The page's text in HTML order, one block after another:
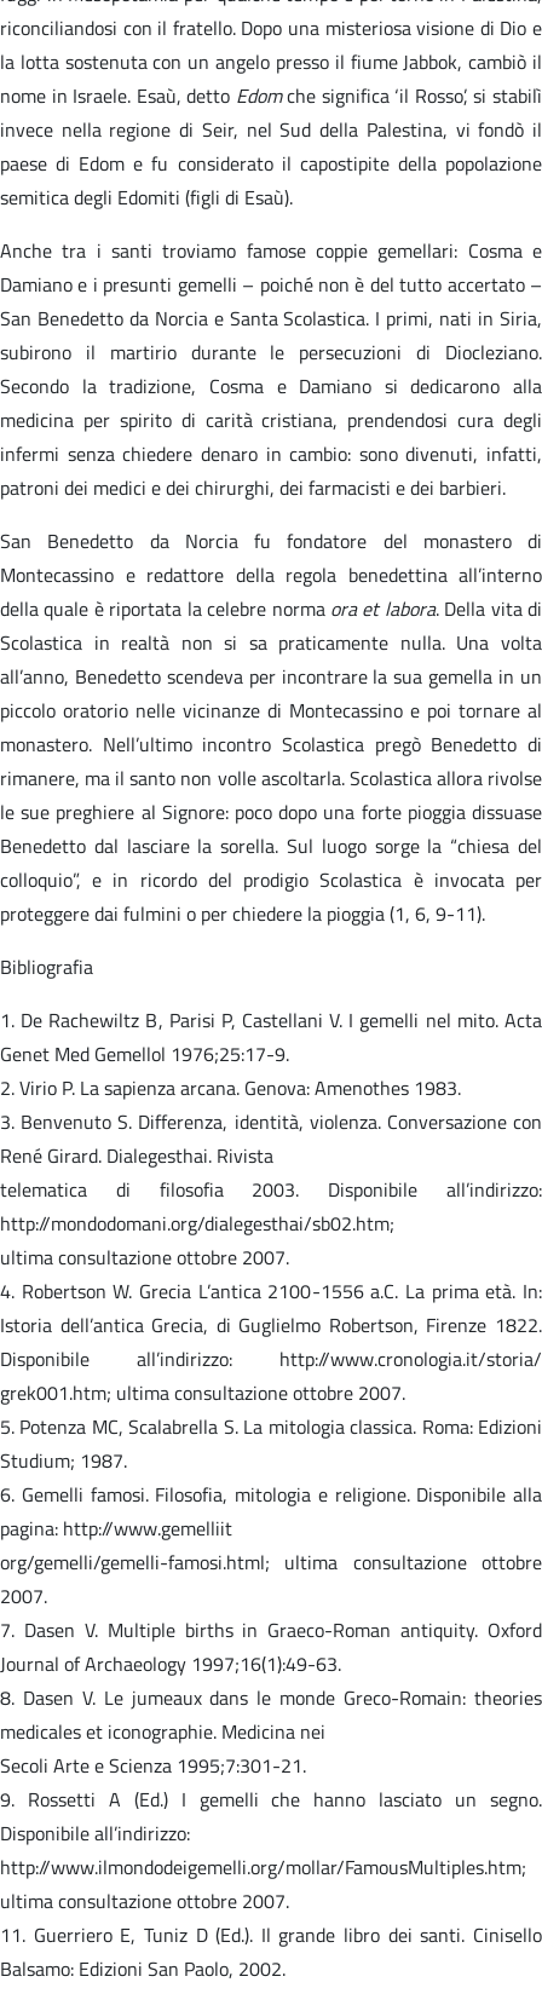
riconciliandosi con il fratello. Dopo una misteriosa visione di Dio e
la lotta sostenuta con un angelo presso il fiume Jabbok, cambiò il
nome in Israele. Esaù, detto Edomche significa ‘il Rosso’, si stabilì
invece nella regione di Seir, nel Sud della Palestina, vi fondò il
paese di Edom e fu considerato il capostipite della popolazione
semitica degli Edomiti (figli di Esaù).
Anche tra i santi troviamo famose coppie gemellari: Cosma e
Damiano e i presunti gemelli – poiché non è del tutto accertato –
San Benedetto da Norcia e Santa Scolastica. I primi, nati in Siria,
subirono il martirio durante le persecuzioni di Diocleziano.
Secondo la tradizione, Cosma e Damiano si dedicarono alla
medicina per spirito di carità cristiana, prendendosi cura degli
infermi senza chiedere denaro in cambio: sono divenuti, infatti,
patroni dei medici e dei chirurghi, dei farmacisti e dei barbieri.
San Benedetto da Norcia fu fondatore del monastero di
Montecassino e redattore della regola benedettina all’interno
della quale è riportata la celebre norma ora et labora. Della vita di
Scolastica in realtà non si sa praticamente nulla. Una volta
all’anno, Benedetto scendeva per incontrare la sua gemella in un
piccolo oratorio nelle vicinanze di Montecassino e poi tornare al
monastero. Nell’ultimo incontro Scolastica pregò Benedetto di
rimanere, ma il santo non volle ascoltarla. Scolastica allora rivolse
le sue preghiere al Signore: poco dopo una forte pioggia dissuase
Benedetto dal lasciare la sorella. Sul luogo sorge la “chiesa del
colloquio”, e in ricordo del prodigio Scolastica è invocata per
proteggere dai fulmini o per chiedere la pioggia (1, 6, 9-11).
Bibliografia
1. De Rachewiltz B, Parisi P, Castellani V. I gemelli nel mito. Acta
Genet Med Gemellol 1976;25:17-9.
2. Virio P. La sapienza arcana. Genova: Amenothes 1983.
3. Benvenuto S. Differenza, identità, violenza. Conversazione con
René Girard. Dialegesthai. Rivista
telematica di filosofia 2003. Disponibile all’indirizzo:
http://mondodomani.org/dialegesthai/sb02.htm;
ultima consultazione ottobre 2007.
4. Robertson W. Grecia L’antica 2100-1556 a.C. La prima età. In:
Istoria dell’antica Grecia, di Guglielmo Robertson, Firenze 1822.
Disponibile all’indirizzo: http://www.cronologia.it/storia/
grek001.htm; ultima consultazione ottobre 2007.
5. Potenza MC, Scalabrella S. La mitologia classica. Roma: Edizioni
Studium; 1987.
6. Gemelli famosi. Filosofia, mitologia e religione. Disponibile alla
pagina: http://www.gemelliit
org/gemelli/gemelli-famosi.html; ultima consultazione ottobre
2007.
7. Dasen V. Multiple births in Graeco-Roman antiquity. Oxford
Journal of Archaeology 1997;16(1):49-63.
8. Dasen V. Le jumeaux dans le monde Greco-Romain: theories
medicales et iconographie. Medicina nei
Secoli Arte e Scienza 1995;7:301-21.
9. Rossetti A (Ed.) I gemelli che hanno lasciato un segno.
Disponibile all’indirizzo:
http://www.ilmondodeigemelli.org/mollar/FamousMultiples.htm;
ultima consultazione ottobre 2007.
11. Guerriero E, Tuniz D (Ed.). Il grande libro dei santi. Cinisello
Balsamo: Edizioni San Paolo, 2002.